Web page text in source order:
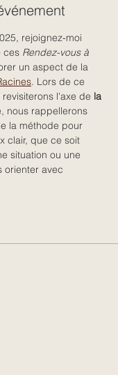
rejoignez-moi
ces Rendez-vous à
un aspect de la
. Lors de ce
l'axe de la
nous rappellerons
la méthode pour
clair, que ce soit
situation ou une
orienter avec